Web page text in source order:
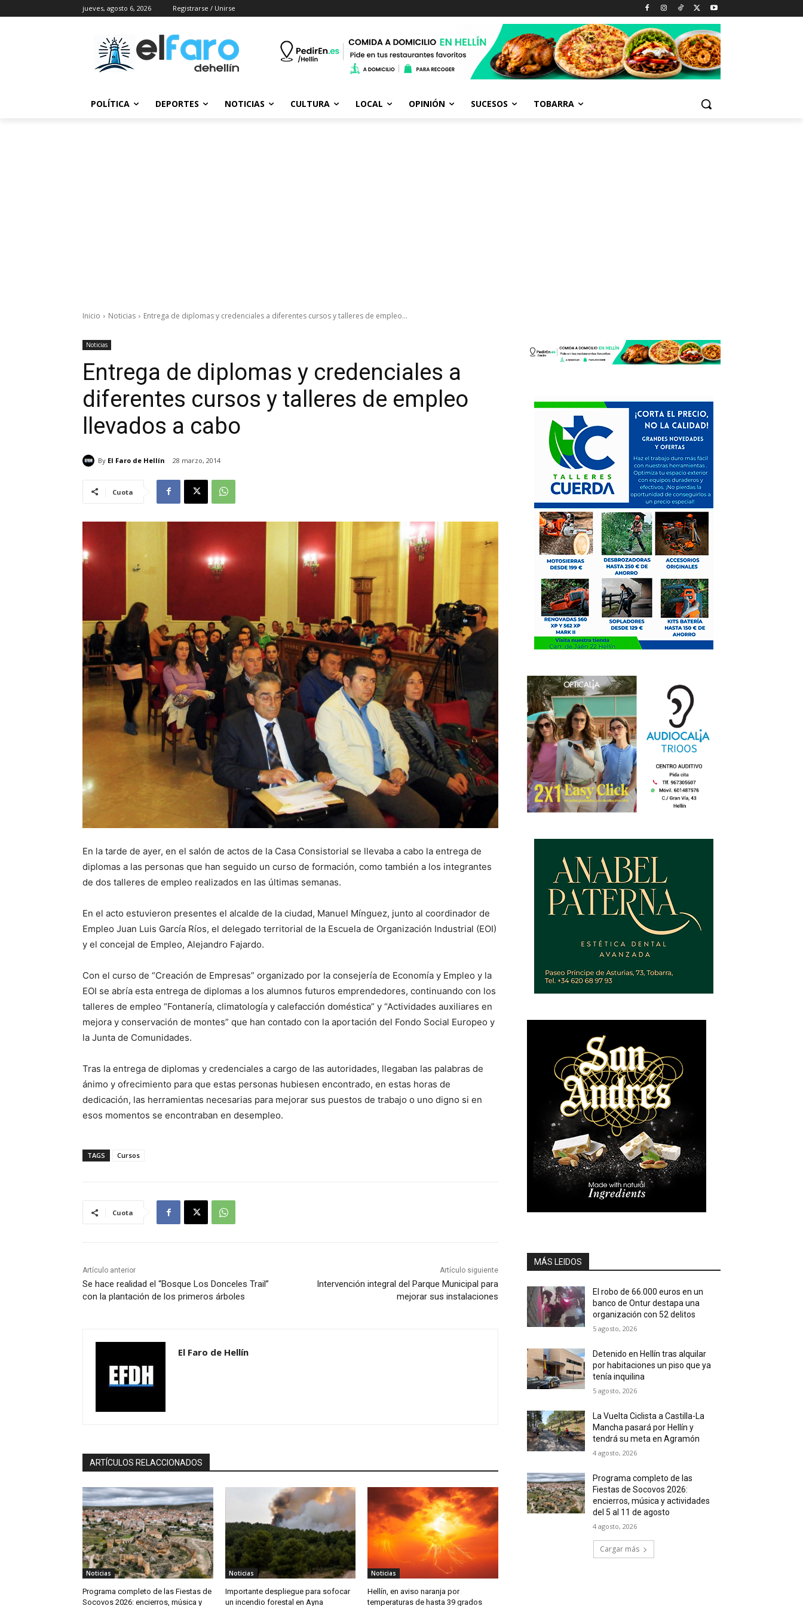
jueves, agosto 6, 2026 Registrarse / Unirse
POLÍTICA DEPORTES NOTICIAS CULTURA LOCAL OPINIÓN SUCESOS TOBARRA
Inicio Noticias Entrega de diplomas y credenciales a diferentes cursos y talleres de empleo...
Noticias
Entrega de diplomas y credenciales a
diferentes cursos y talleres de empleo
llevados a cabo
By El Faro de Hellín 28 marzo, 2014
Cuota
En la tarde de ayer, en el salón de actos de la Casa Consistorial se llevaba a cabo la entrega de
diplomas a las personas que han seguido un curso de formación, como también a los integrantes
de dos talleres de empleo realizados en las últimas semanas.
En el acto estuvieron presentes el alcalde de la ciudad, Manuel Mínguez, junto al coordinador de
Empleo Juan Luis García Ríos, el delegado territorial de la Escuela de Organización Industrial (EOI)
y el concejal de Empleo, Alejandro Fajardo.
Con el curso de “Creación de Empresas” organizado por la consejería de Economía y Empleo y la
EOI se abría esta entrega de diplomas a los alumnos futuros emprendedores, continuando con los
talleres de empleo “Fontanería, climatología y calefacción doméstica” y “Actividades auxiliares en
mejora y conservación de montes” que han contado con la aportación del Fondo Social Europeo y
la Junta de Comunidades.
Tras la entrega de diplomas y credenciales a cargo de las autoridades, llegaban las palabras de
ánimo y ofrecimiento para que estas personas hubiesen encontrado, en estas horas de
dedicación, las herramientas necesarias para mejorar sus puestos de trabajo o uno digno si en
esos momentos se encontraban en desempleo.
TAGS Cursos
Cuota
Artículo anterior
Se hace realidad el “Bosque Los Donceles Trail”
con la plantación de los primeros árboles
Artículo siguiente
Intervención integral del Parque Municipal para
mejorar sus instalaciones
El Faro de Hellín
ARTÍCULOS RELACCIONADOS
Noticias
Programa completo de las Fiestas de
Socovos 2026: encierros, música y
Noticias
Importante despliegue para sofocar
un incendio forestal en Ayna
Noticias
Hellín, en aviso naranja por
temperaturas de hasta 39 grados
MÁS LEIDOS
El robo de 66.000 euros en un
banco de Ontur destapa una
organización con 52 delitos
5 agosto, 2026
Detenido en Hellín tras alquilar
por habitaciones un piso que ya
tenía inquilina
5 agosto, 2026
La Vuelta Ciclista a Castilla-La
Mancha pasará por Hellín y
tendrá su meta en Agramón
4 agosto, 2026
Programa completo de las
Fiestas de Socovos 2026:
encierros, música y actividades
del 5 al 11 de agosto
4 agosto, 2026
Cargar más